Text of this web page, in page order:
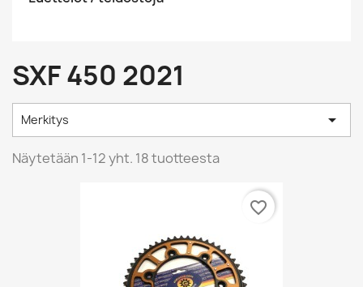
SXF 450 2021
Merkitys 
Näytetään 1-12 yht. 18 tuotteesta
favorite_border